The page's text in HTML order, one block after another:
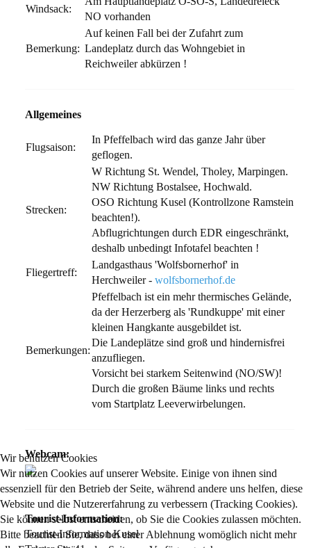
Windsack:
NO vorhanden
Bemerkung:
Auf keinen Fall bei der Zufahrt zum
Landeplatz durch das Wohngebiet in
Reichweiler abkürzen !
Allgemeines
Flugsaison:
In Pfeffelbach wird das ganze Jahr über
geflogen.
Strecken:
W Richtung St. Wendel, Tholey, Marpingen.
NW Richtung Bostalsee, Hochwald.
OSO Richtung Kusel (Kontrollzone Ramstein
beachten!).
Abflugrichtungen durch EDR eingeschränkt,
deshalb unbedingt Infotafel beachten !
Fliegertreff:
Landgasthaus 'Wolfsbornerhof' in
Herchweiler - wolfsbornerhof.de
Bemerkungen:
Pfeffelbach ist ein mehr thermisches Gelände,
da der Herzerberg als 'Rundkuppe' mit einer
kleinen Hangkante ausgebildet ist.
Die Landeplätze sind groß und hindernisfrei
anzufliegen.
Vorsicht bei starkem Seitenwind (NO/SW)!
Durch die großen Bäume links und rechts
vom Startplatz Leeverwirbelungen.
Webcam:
Tourist-Information:
Tourist-Information Kusel
Wir benutzen Cookies
Wir nutzen Cookies auf unserer Website. Einige von ihnen sind
essenziell für den Betrieb der Seite, während andere uns helfen, diese
Website und die Nutzererfahrung zu verbessern (Tracking Cookies).
Sie können selbst entscheiden, ob Sie die Cookies zulassen möchten.
Bitte beachten Sie, dass bei einer Ablehnung womöglich nicht mehr